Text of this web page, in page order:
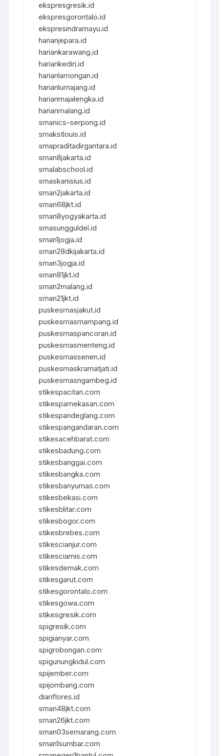
ekspresgresik.id
ekspresgorontalo.id
ekspresindramayu.id
harianjepara.id
hariankarawang.id
hariankediri.id
harianlamongan.id
harianlumajang.id
harianmajalengka.id
harianmalang.id
smanics-serpong.id
smakstlouis.id
smapraditadirgantara.id
sman8jakarta.id
smalabschool.id
smaskanisius.id
sman2jakarta.id
sman68jkt.id
sman8yogyakarta.id
smasungguldel.id
sman1jogja.id
sman28dkijakarta.id
sman3jogja.id
sman81jkt.id
sman2malang.id
sman21jkt.id
puskesmasjakut.id
puskesmasmampang.id
puskesmaspancoran.id
puskesmasmenteng.id
puskesmassenen.id
puskesmaskramatjati.id
puskesmasngambeg.id
stikespacitan.com
stikespamekasan.com
stikespandeglang.com
stikespangandaran.com
stikesacehbarat.com
stikesbadung.com
stikesbanggai.com
stikesbangka.com
stikesbanyumas.com
stikesbekasi.com
stikesblitar.com
stikesbogor.com
stikesbrebes.com
stikescianjur.com
stikesciamis.com
stikesdemak.com
stikesgarut.com
stikesgorontalo.com
stikesgowa.com
stikesgresik.com
spigresik.com
spigianyar.com
spigrobongan.com
spigunungkidul.com
spijember.com
spijombang.com
dianflores.id
sman48jkt.com
sman26jkt.com
sman03semarang.com
sman1sumbar.com